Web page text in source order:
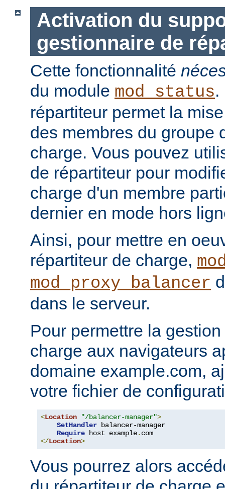
Activation du
gestionnaire de
Cette fonctionnalité
du module mod_status.
répartiteur permet la
des membres du groupe
charge. Vous pouvez
de répartiteur pour
charge d'un membre
dernier en mode hors
Ainsi, pour mettre en
répartiteur de charge,
mod_proxy_balancer
dans le serveur.
Pour permettre la
charge aux navigateurs
domaine example.com,
votre fichier de
<Location "/balancer-manager">
SetHandler balancer-manager
Require host example.
</Location>
Vous pourrez alors